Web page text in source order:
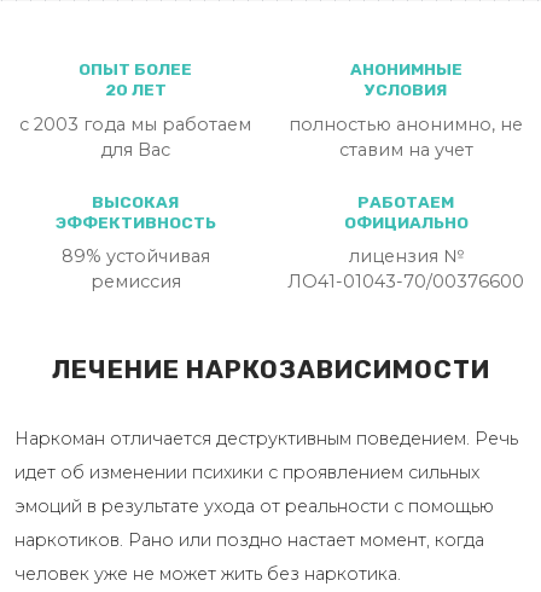
ОПЫТ БОЛЕЕ
20 ЛЕТ
с 2003 года мы работаем
для Вас
АНОНИМНЫЕ
УСЛОВИЯ
полностью анонимно, не
ставим на учет
ВЫСОКАЯ
ЭФФЕКТИВНОСТЬ
89% устойчивая
ремиссия
РАБОТАЕМ
ОФИЦИАЛЬНО
лицензия №
ЛО41-01043-70/00376600
ЛЕЧЕНИЕ НАРКОЗАВИСИМОСТИ
Наркоман отличается деструктивным поведением. Речь
идет об изменении психики с проявлением сильных
эмоций в результате ухода от реальности с помощью
наркотиков. Рано или поздно настает момент, когда
человек уже не может жить без наркотика.